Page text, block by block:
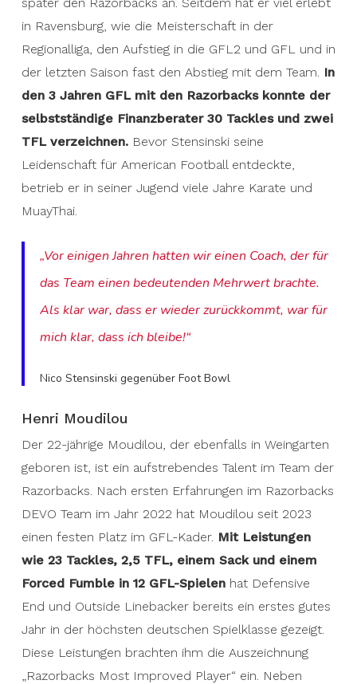
in Ravensburg, wie die Meisterschaft in der
Regionalliga, den Aufstieg in die GFL2 und GFL und in
der letzten Saison fast den Abstieg mit dem Team. In
den 3 Jahren GFL mit den Razorbacks konnte der
selbstständige Finanzberater 30 Tackles und zwei
TFL verzeichnen. Bevor Stensinski seine
Leidenschaft für American Football entdeckte,
betrieb er in seiner Jugend viele Jahre Karate und
MuayThai.
„Vor einigen Jahren hatten wir einen Coach, der für
das Team einen bedeutenden Mehrwert brachte.
Als klar war, dass er wieder zurückkommt, war für
mich klar, dass ich bleibe!“
Nico Stensinski gegenüber Foot Bowl
Henri Moudilou
Der 22-jährige Moudilou, der ebenfalls in Weingarten
geboren ist, ist ein aufstrebendes Talent im Team der
Razorbacks. Nach ersten Erfahrungen im Razorbacks
DEVO Team im Jahr 2022 hat Moudilou seit 2023
einen festen Platz im GFL-Kader. Mit Leistungen
wie 23 Tackles, 2,5 TFL, einem Sack und einem
Forced Fumble in 12 GFL-Spielenhat Defensive
End und Outside Linebacker bereits ein erstes gutes
Jahr in der höchsten deutschen Spielklasse gezeigt.
Diese Leistungen brachten ihm die Auszeichnung
„Razorbacks Most Improved Player“ ein. Neben